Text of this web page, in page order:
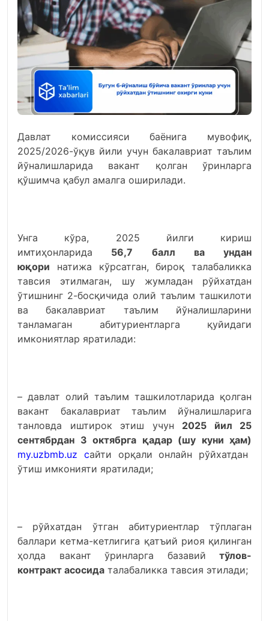
Давлат комиссияси баёнига мувофиқ,
2025/2026-ўқув йили учун бакалавриат таълим
йўналишларида вакант қолган ўринларга
қўшимча қабул амалга оширилади.
Унга кўра, 2025 йилги кириш
имтиҳонларида 56,7 балл ва ундан
юқори натижа кўрсатган, бироқ талабаликка
тавсия этилмаган, шу жумладан рўйхатдан
ўтишнинг 2-босқичида олий таълим ташкилоти
ва бакалавриат таълим йўналишларини
танламаган абитуриентларга қуйидаги
имкониятлар яратилади:
– давлат олий таълим ташкилотларида қолган
вакант бакалавриат таълим йўналишларига
танловда иштирок этиш учун 2025 йил 25
сентябрдан 3 октябрга қадар (шу куни ҳам)
my.uzbmb.uz сайти орқали онлайн рўйхатдан
ўтиш имконияти яратилади;
– рўйхатдан ўтган абитуриентлар тўплаган
баллари кетма-кетлигига қатъий риоя қилинган
ҳолда вакант ўринларга базавий тўлов-
контракт асосида талабаликка тавсия этилади;